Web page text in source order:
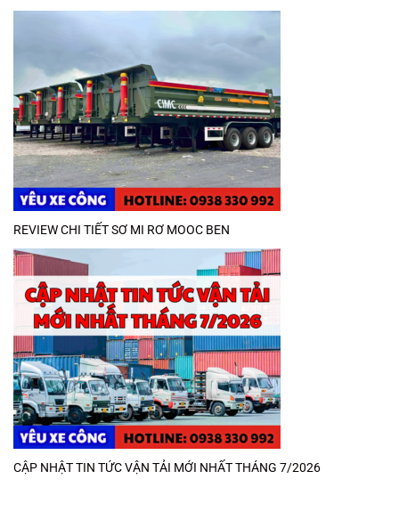
REVIEW CHI TIẾT SƠ MI RƠ MOOC BEN
CẬP NHẬT TIN TỨC VẬN TẢI MỚI NHẤT THÁNG 7/2026